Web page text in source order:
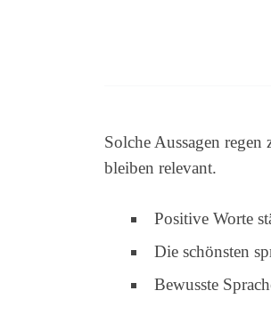
Solche Aussagen regen
bleiben relevant.
Positive Worte
Die schönsten
Bewusste